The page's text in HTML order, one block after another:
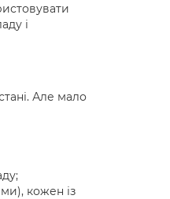
і
Але мало
кожен із